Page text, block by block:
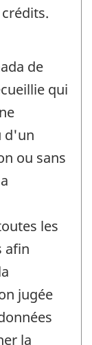
de
qui
d'un
ou sans
les
afin
jugée
la